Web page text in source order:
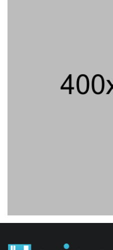
02/08/2026
Jika Banding
Nasional
04/08/2026